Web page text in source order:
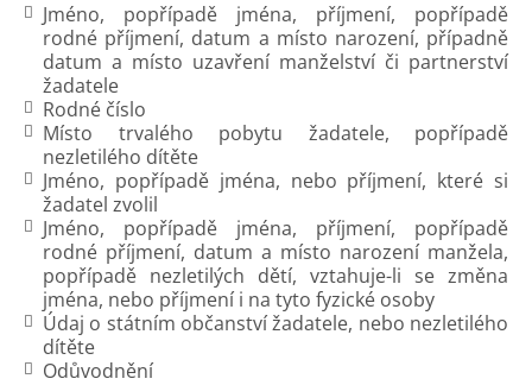
Jméno, popřípadě jména, příjmení, popřípadě
rodné příjmení, datum a místo narození, případně
datum a místo uzavření manželství či partnerství
žadatele
Rodné číslo
Místo trvalého pobytu žadatele, popřípadě
nezletilého dítěte
Jméno, popřípadě jména, nebo příjmení, které si
žadatel zvolil
Jméno, popřípadě jména, příjmení, popřípadě
rodné příjmení, datum a místo narození manžela,
popřípadě nezletilých dětí, vztahuje-li se změna
jména, nebo příjmení i na tyto fyzické osoby
Údaj o státním občanství žadatele, nebo nezletilého
dítěte
Odůvodnění